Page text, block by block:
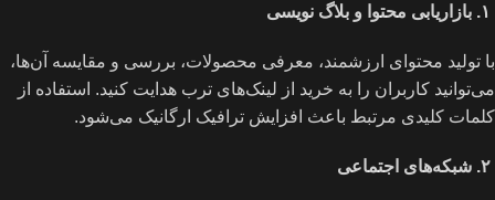
۱. بازاریابی محتوا و بلاگ نویسی
با تولید محتوای ارزشمند، معرفی محصولات، بررسی و مقایسه آن‌ها،
می‌توانید کاربران را به خرید از لینک‌های ترب هدایت کنید. استفاده از
کلمات کلیدی مرتبط باعث افزایش ترافیک ارگانیک می‌شود.
۲. شبکه‌های اجتماعی